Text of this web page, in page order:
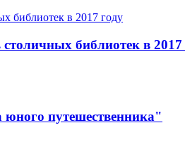
библиотек в 2017
путешественника"